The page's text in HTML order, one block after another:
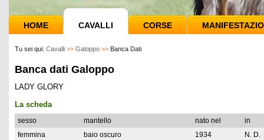
HOME CAVALLI CORSE
Tu sei qui: Cavalli >> Galoppo >> Banca Dati
Banca dati Galoppo
LADY GLORY
La scheda
sesso mantello nato nel
in
femmina
baio oscuro 1934 N. D.